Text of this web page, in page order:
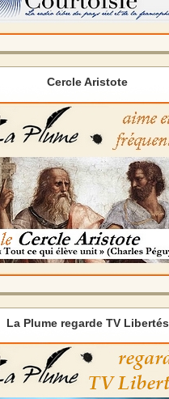
Cercle Aristote
La Plume regarde TV Libertés